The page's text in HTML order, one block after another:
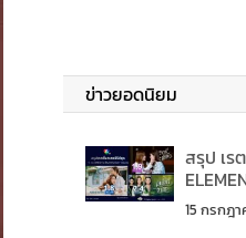
ข่าวยอดนิยม
สรุป เร
15 กรกฎ